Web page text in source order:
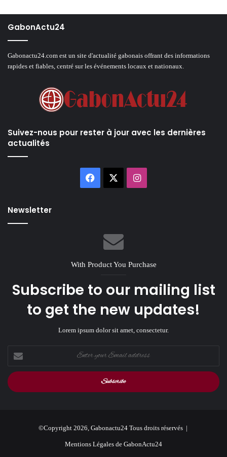
GabonActu24
Gabonactu24.com est un site d'actualité gabonais offrant des informations
rapides et fiables, centré sur les événements locaux et nationaux.
Suivez-nous pour rester à jour avec les dernières
actualités
Facebook Instagram
Newsletter
With Product You Purchase
Subscribe to our mailing list
to get the new updates!
Lorem ipsum dolor sit amet, consectetur.
your
Email
address
©Copyright 2026, Gabonactu24 Tous droits réservés |
Mentions Légales de GabonActu24